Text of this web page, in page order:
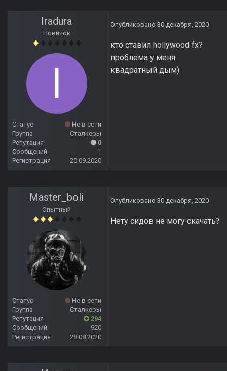
Iradura
Новичок
Статус
Не в сети
Группа
Сталкеры
Репутация
0
Сообщений
1
Регистрация
20.09.2020
Опубликовано 30 декабря, 2020
кто ставил hollywood fx?
проблема у меня
квадратный дым)
Master_boli
Опытный
Статус
Не в сети
Группа
Сталкеры
Репутация
294
Сообщений
920
Регистрация
28.08.2020
Опубликовано 30 декабря, 2020
Нету сидов не могу скачать?